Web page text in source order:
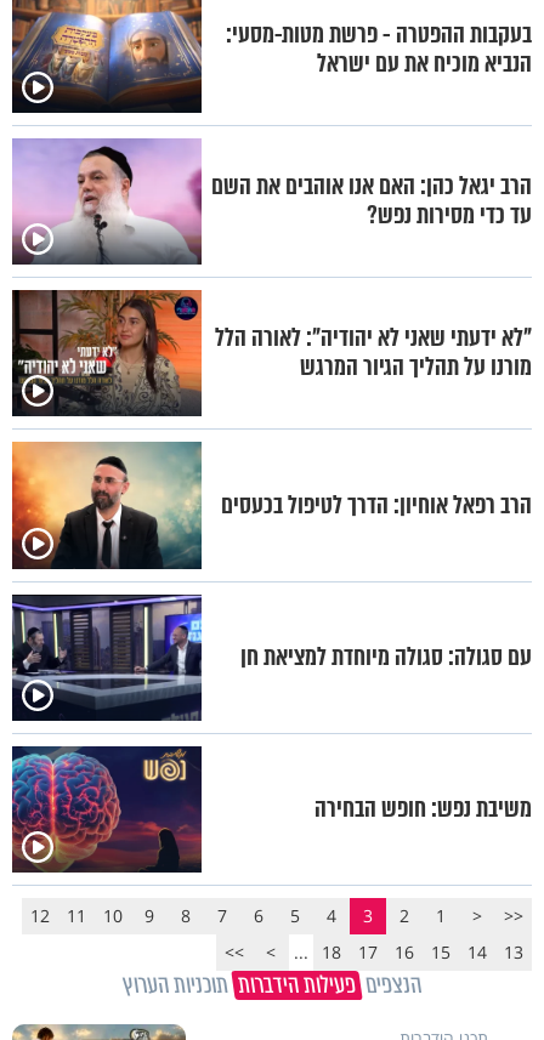
בעקבות ההפטרה - פרשת מטות-מסעי:
הנביא מוכיח את עם ישראל
הרב יגאל כהן: האם אנו אוהבים את השם
עד כדי מסירות נפש?
"לא ידעתי שאני לא יהודיה": לאורה הלל
מורנו על תהליך הגיור המרגש
הרב רפאל אוחיון: הדרך לטיפול בכעסים
עם סגולה: סגולה מיוחדת למציאת חן
משיבת נפש: חופש הבחירה
<<
<
1
2
3
4
5
6
7
8
9
10
11
12
13
14
15
16
17
18
...
>
>>
הנצפים פעילות הידברות תוכניות הערוץ